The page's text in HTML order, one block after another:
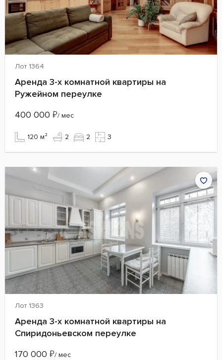
Лот 1364
Аренда 3-х комнатной квартиры на
Ружейном переулке
400 000 ₽/ мес
120 м² 2 2 3
Лот 1363
Аренда 3-х комнатной квартиры на
Спиридоньевском переулке
170 000 ₽/ мес